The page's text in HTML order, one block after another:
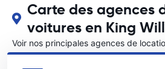
Carte des agences
voitures en King
Voir nos principales agences de
Williams Town